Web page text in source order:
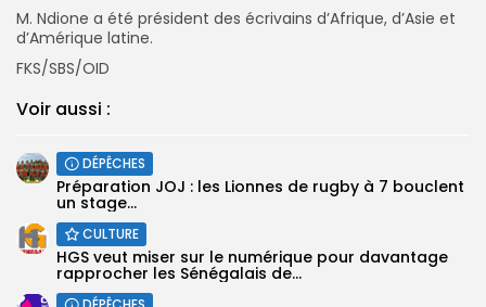
M. Ndione a été président des écrivains d’Afrique, d’Asie et
d’Amérique latine.
FKS/SBS/OID
Voir aussi :
DÉPÊCHES
Préparation JOJ : les Lionnes de rugby à 7 bouclent
un stage...
CULTURE
HGS veut miser sur le numérique pour davantage
rapprocher les Sénégalais de...